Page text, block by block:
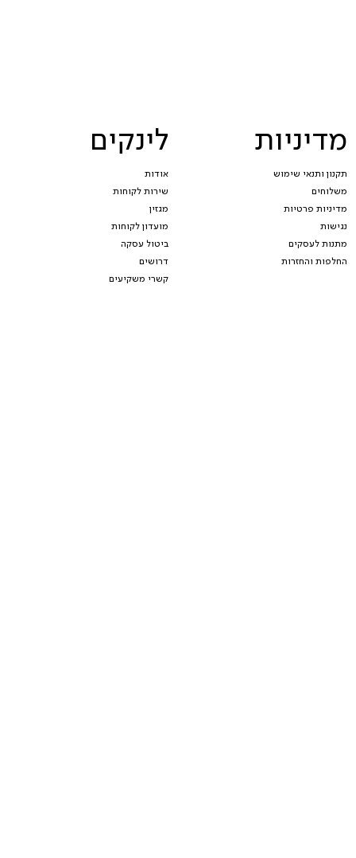
מדיניות
תקנון ותנאי שימוש
משלוחים
מדיניות פרטיות
נגישות
מתנות לעסקים
החלפות והחזרות
לינקים
אודות
שירות לקוחות
מגזין
מועדון לקוחות
ביטול עסקה
דרושים
קשרי משקיעים